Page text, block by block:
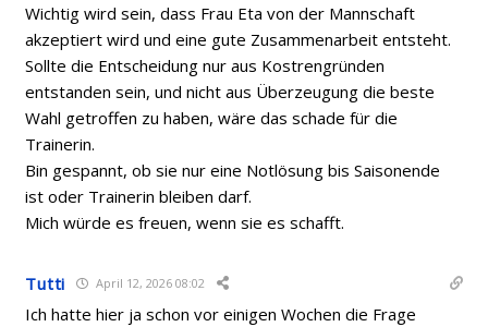
Wichtig wird sein, dass Frau Eta von der Mannschaft
akzeptiert wird und eine gute Zusammenarbeit entsteht.
Sollte die Entscheidung nur aus Kostrengründen
entstanden sein, und nicht aus Überzeugung die beste
Wahl getroffen zu haben, wäre das schade für die
Trainerin.
Bin gespannt, ob sie nur eine Notlösung bis Saisonende
ist oder Trainerin bleiben darf.
Mich würde es freuen, wenn sie es schafft.
Tutti April 12, 2026 08:02
Ich hatte hier ja schon vor einigen Wochen die Frage